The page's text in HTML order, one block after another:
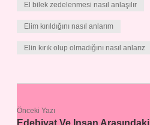
El bilek zedelenmesi nasıl anlaşılır
Elim kırıldığını nasıl anlarım
Elin kırık olup olmadığını nasıl anlarız
Önceki Yazı
Edebiyat Ve Insan Arasındaki